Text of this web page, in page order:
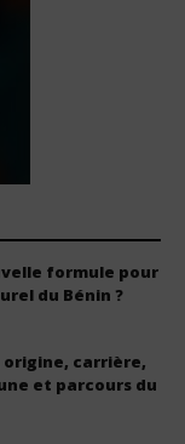
formule pour
du Bénin ?
origine, carrière,
et parcours du